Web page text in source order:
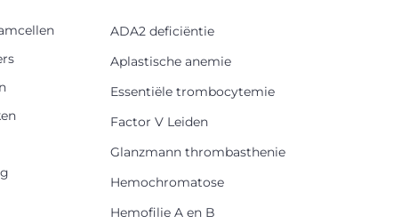
ADA2 deficiëntie
Aplastische anemie
Essentiële trombocytemie
Factor V Leiden
Glanzmann thrombasthenie
Hemochromatose
Hemofilie A en B